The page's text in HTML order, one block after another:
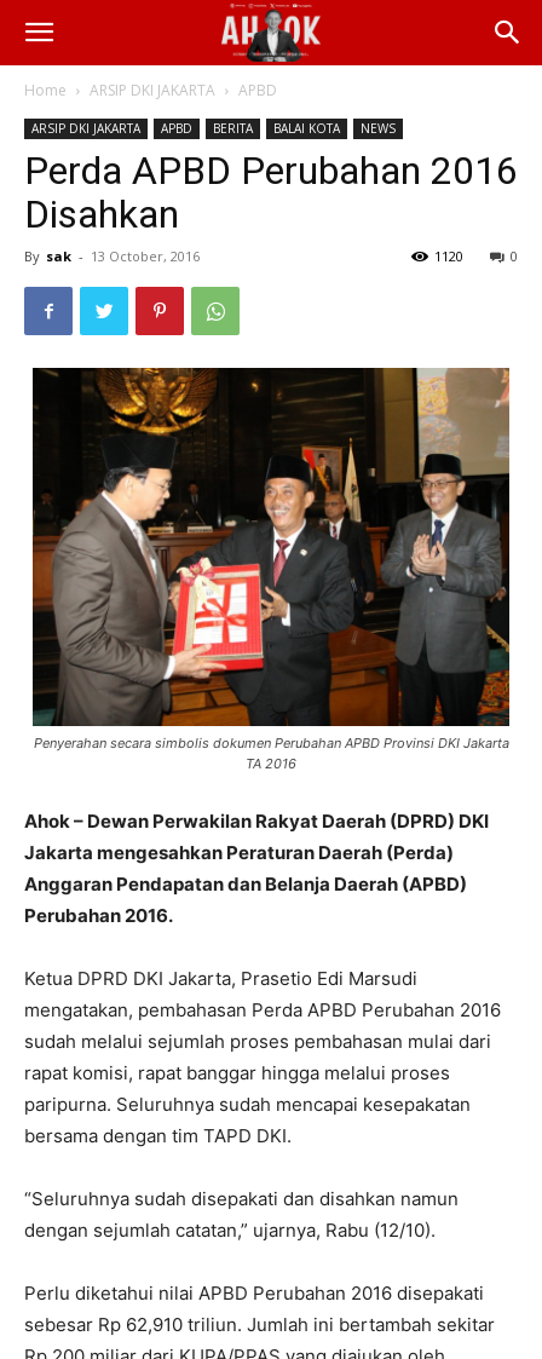
Home ARSIP DKI JAKARTA APBD
ARSIP DKI JAKARTA APBD BERITA BALAI KOTA NEWS
Perda APBD Perubahan 2016
Disahkan
By sak - 13 October, 2016 0
1120
Penyerahan secara simbolis dokumen Perubahan APBD Provinsi DKI Jakarta
TA 2016
Ahok – Dewan Perwakilan Rakyat Daerah (DPRD) DKI
Jakarta mengesahkan Peraturan Daerah (Perda)
Anggaran Pendapatan dan Belanja Daerah (APBD)
Perubahan 2016.
Ketua DPRD DKI Jakarta, Prasetio Edi Marsudi
mengatakan, pembahasan Perda APBD Perubahan 2016
sudah melalui sejumlah proses pembahasan mulai dari
rapat komisi, rapat banggar hingga melalui proses
paripurna. Seluruhnya sudah mencapai kesepakatan
bersama dengan tim TAPD DKI.
“Seluruhnya sudah disepakati dan disahkan namun
dengan sejumlah catatan,” ujarnya, Rabu (12/10).
Perlu diketahui nilai APBD Perubahan 2016 disepakati
sebesar Rp 62,910 triliun. Jumlah ini bertambah sekitar